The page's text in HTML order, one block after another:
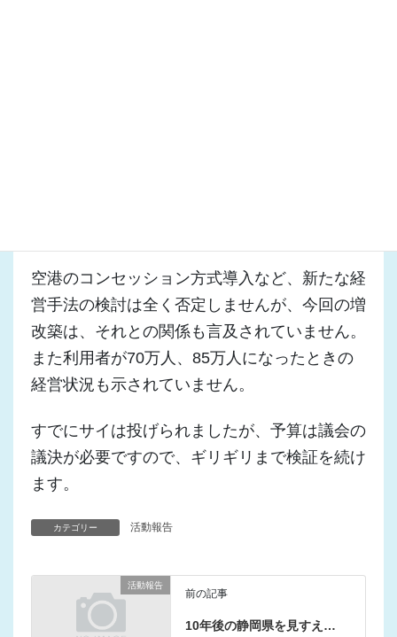
空港のコンセッション方式導入など、新たな経
営手法の検討は全く否定しませんが、今回の増
改築は、それとの関係も言及されていません。
また利用者が70万人、85万人になったときの
経営状況も示されていません。
すでにサイは投げられましたが、予算は議会の
議決が必要ですので、ギリギリまで検証を続け
ます。
カテゴリー 活動報告
活動報告
前の記事
10年後の静岡県を見すえ…